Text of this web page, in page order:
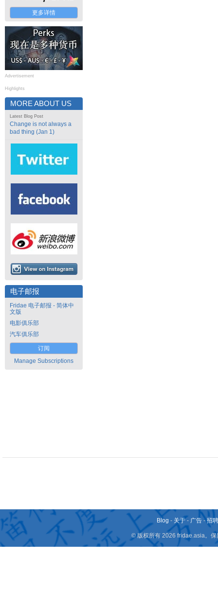
更多详情
Advertisement
Highlights
MORE ABOUT US
Latest Blog Post
Change is not always a
bad thing (Jan 1)
电子邮报
Fridae 电子邮报 - 简体中
文版
电影俱乐部
汽车俱乐部
订阅
Manage Subscriptions
Blog - 关于 - 广告 -招
© 版权所有 2026 fridae.asia。